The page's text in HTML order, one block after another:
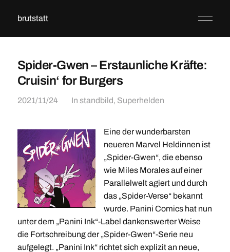
brutstatt
Spider-Gwen – Erstaunliche Kräfte:
Cruisin‘ for Burgers
2021/11/24 In standbild, Superhelden
Eine der wunderbarsten
neueren Marvel Heldinnen ist
„Spider-Gwen“, die ebenso
wie Miles Morales auf einer
Parallelwelt agiert und durch
das „Spider-Verse“ bekannt
wurde. Panini Comics hat nun
unter dem „Panini Ink“-Label dankenswerter Weise
die Fortschreibung der „Spider-Gwen“-Serie neu
aufgelegt. „Panini Ink“ richtet sich explizit an neue,